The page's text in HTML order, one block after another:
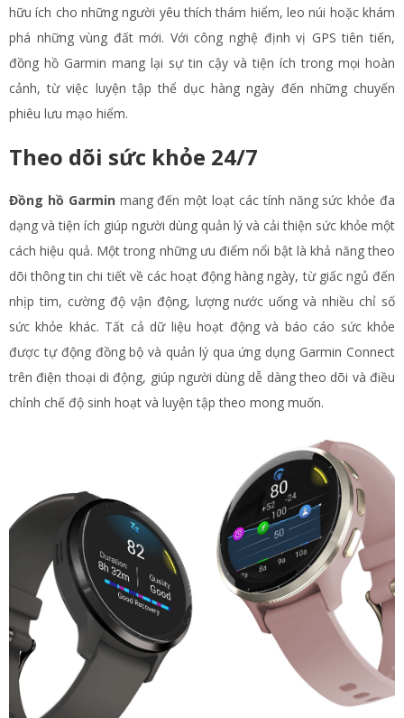
hữu ích cho những người yêu thích thám hiểm, leo núi hoặc khám
phá những vùng đất mới. Với công nghệ định vị GPS tiên tiến,
đồng hồ Garmin mang lại sự tin cậy và tiện ích trong mọi hoàn
cảnh, từ việc luyện tập thể dục hàng ngày đến những chuyến
phiêu lưu mạo hiểm.
Theo dõi sức khỏe 24/7
Đồng hồ Garmin mang đến một loạt các tính năng sức khỏe đa
dạng và tiện ích giúp người dùng quản lý và cải thiện sức khỏe một
cách hiệu quả. Một trong những ưu điểm nổi bật là khả năng theo
dõi thông tin chi tiết về các hoạt động hàng ngày, từ giấc ngủ đến
nhịp tim, cường độ vận động, lượng nước uống và nhiều chỉ số
sức khỏe khác. Tất cả dữ liệu hoạt động và báo cáo sức khỏe
được tự động đồng bộ và quản lý qua ứng dụng Garmin Connect
trên điện thoại di động, giúp người dùng dễ dàng theo dõi và điều
chỉnh chế độ sinh hoạt và luyện tập theo mong muốn.